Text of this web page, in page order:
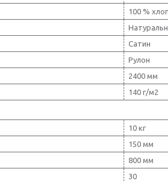
100 %
Сатин
Рулон
2400 мм
140 г/м2
10 кг
150 мм
800 мм
30